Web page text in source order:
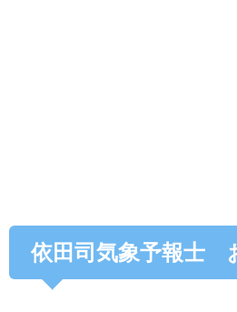
依田司気象予報士